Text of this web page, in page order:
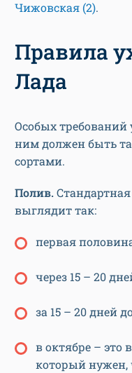
Чижовская (2).
Правила
Лада
Особых требований
ним должен быть
сортами.
Полив.
выглядит так:
первая
через 15 – 20
за 15 – 20 дней
в октябре – это
который нужен,